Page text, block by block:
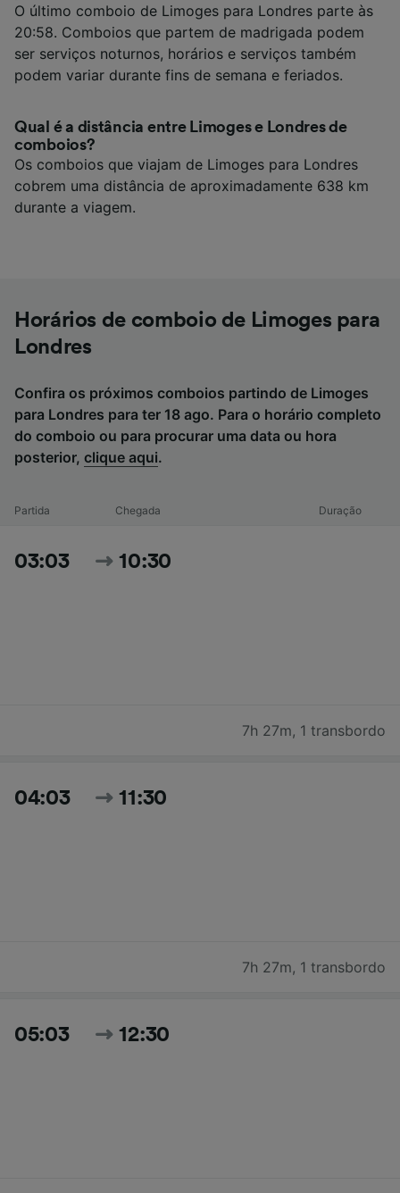
O último comboio de Limoges para Londres parte às
20:58. Comboios que partem de madrigada podem
ser serviços noturnos, horários e serviços também
podem variar durante fins de semana e feriados.
Qual é a distância entre Limoges e Londres de
comboios?
Os comboios que viajam de Limoges para Londres
cobrem uma distância de aproximadamente 638 km
durante a viagem.
Horários de comboio de Limoges para
Londres
Confira os próximos comboios partindo de Limoges
para Londres para ter 18 ago. Para o horário completo
do comboio ou para procurar uma data ou hora
posterior, clique aqui.
Partida Chegada Duração
03:03 10:30
7h 27m, 1 transbordo
04:03 11:30
7h 27m, 1 transbordo
05:03 12:30